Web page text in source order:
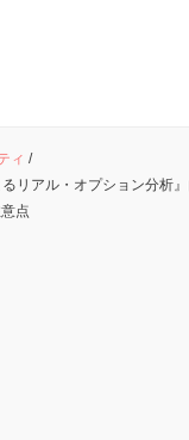
ィ /
るリアル・オプション分析
点